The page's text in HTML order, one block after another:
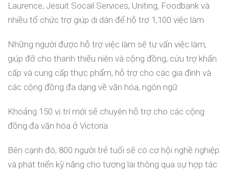
Laurence, Jesuit Socail Services, Uniting, Foodbank và
nhiều tổ chức trợ giúp di dân để hỗ trợ 1,100 việc làm
Những người được hỗ trợ việc làm sẽ tư vấn việc làm,
giúp đỡ cho thanh thiếu niên và cộng đồng, cứu trợ khẩn
cấp và cung cấp thực phẩm, hỗ trợ cho các gia đình và
các cộng đồng đa dạng về văn hóa, ngôn ngữ
Khoảng 150 vị trí mới sẽ chuyên hỗ trợ cho các cộng
đồng đa văn hóa ở Victoria
Bên cạnh đó, 800 người trẻ tuổi sẽ có cơ hội nghề nghiệp
và phát triển kỹ năng cho tương lai thông qua sự hợp tác